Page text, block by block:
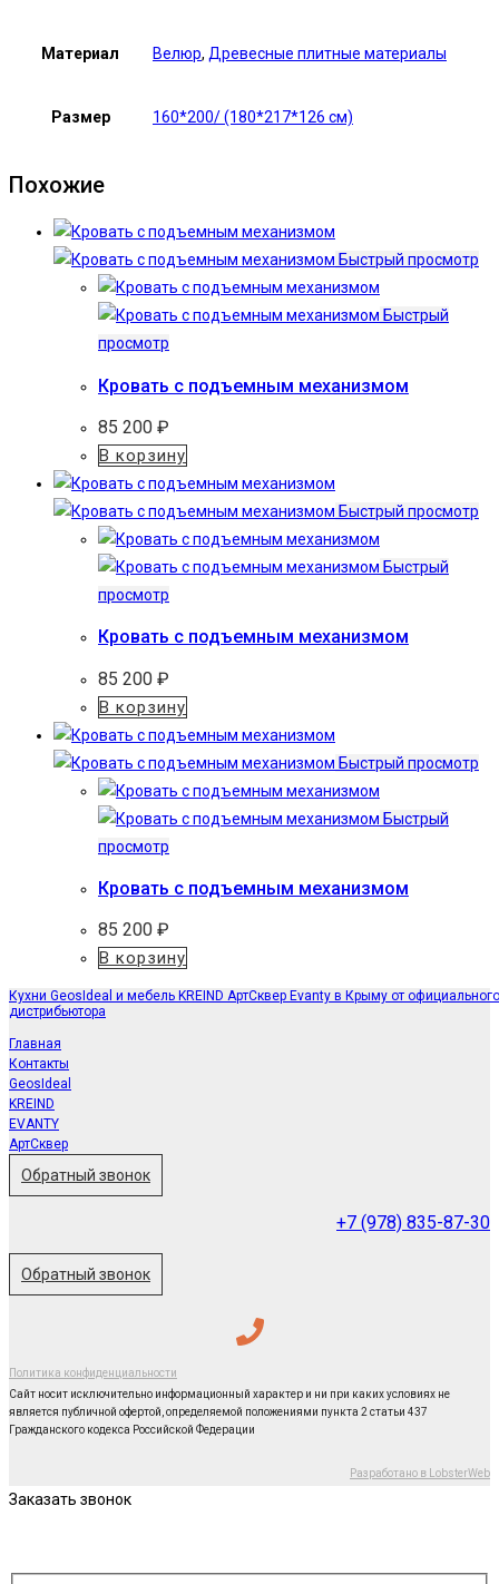
Материал Велюр, Древесные плитные материалы
Размер 160*200/ (180*217*126 см)
Похожие
Быстрый просмотр
Быстрый
просмотр
Кровать с подъемным механизмом
85 200 ₽
В корзину
Быстрый просмотр
Быстрый
просмотр
Кровать с подъемным механизмом
85 200 ₽
В корзину
Быстрый просмотр
Быстрый
просмотр
Кровать с подъемным механизмом
85 200 ₽
В корзину
Кухни GeosIdeal и мебель KREIND АртСквер Evanty в Крыму от официального
дистрибьютора
Главная
Контакты
GeosIdeal
KREIND
EVANTY
АртСквер
Обратный звонок
+7 (978) 835-87-30
Обратный звонок
Политика конфиденциальности
Сайт носит исключительно информационный характер и ни при каких условиях не
является публичной офертой, определяемой положениями пункта 2 статьи 437
Гражданского кодекса Российской Федерации
Разработано в LobsterWeb
Заказать звонок